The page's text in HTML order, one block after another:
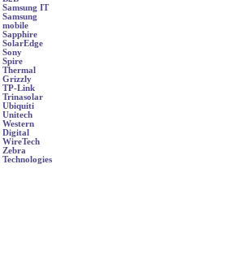
Samsung IT
Samsung
mobile
Sapphire
SolarEdge
Sony
Spire
Thermal
Grizzly
TP-Link
Trinasolar
Ubiquiti
Unitech
Western
Digital
WireTech
Zebra
Technologies